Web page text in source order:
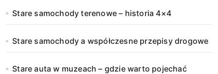
Stare samochody terenowe – historia 4×4
Stare samochody a współczesne przepisy drogowe
Stare auta w muzeach – gdzie warto pojechać